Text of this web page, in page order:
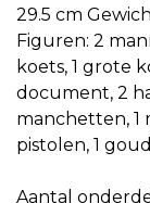
29.5 cm
Figuren: 2
koets, 1 grote
document, 2
manchetten, 1
pistolen, 1
Aantal